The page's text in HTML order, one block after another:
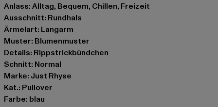
Anlass: Alltag, Bequem, Chillen, Freizeit
Ausschnitt: Rundhals
Ärmelart: Langarm
Muster: Blumenmuster
Details: Rippstrickbündchen
Schnitt: Normal
Marke: Just Rhyse
Kat.: Pullover
Farbe: blau